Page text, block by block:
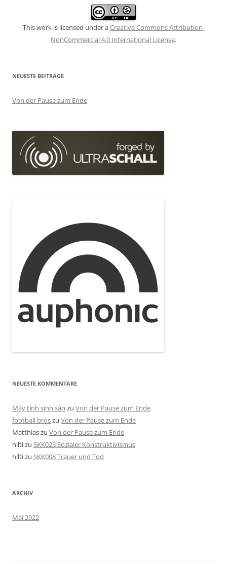
This work is licensed under aCreative Commons Attribution-
NonCommercial 4.0 International License.
NEUESTE BEITRÄGE
Von der Pause zum Ende
NEUESTE KOMMENTARE
Máy tính sinh sản zu Von der Pause zum Ende
football broszu Von der Pause zum Ende
Matthiaszu Von der Pause zum Ende
hiltizu SKK023 Sozialer Konstruktivismus
hiltizu SKK008 Trauer und Tod
ARCHIV
Mai 2022